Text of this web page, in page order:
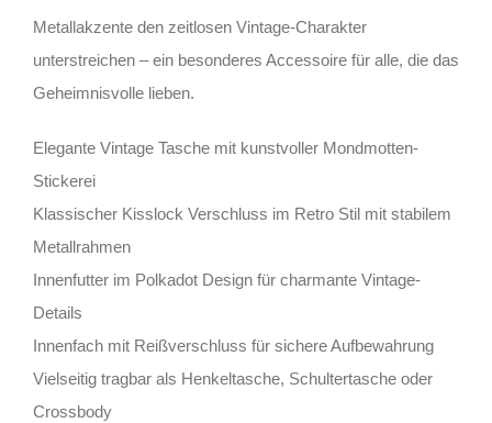
Metallakzente den zeitlosen Vintage-Charakter
unterstreichen – ein besonderes Accessoire für alle, die das
Geheimnisvolle lieben.
Elegante Vintage Tasche mit kunstvoller Mondmotten-
Stickerei
Klassischer Kisslock Verschluss im Retro Stil mit stabilem
Metallrahmen
Innenfutter im Polkadot Design für charmante Vintage-
Details
Innenfach mit Reißverschluss für sichere Aufbewahrung
Vielseitig tragbar als Henkeltasche, Schultertasche oder
Crossbody